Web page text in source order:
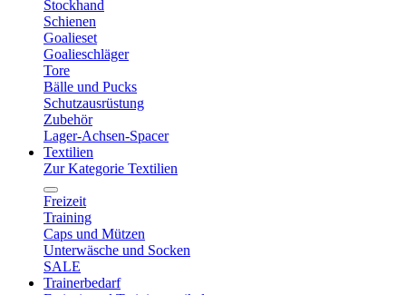
Stockhand
Schienen
Goalieset
Goalieschläger
Tore
Bälle und Pucks
Schutzausrüstung
Zubehör
Lager-Achsen-Spacer
Textilien
Zur Kategorie Textilien
Freizeit
Training
Caps und Mützen
Unterwäsche und Socken
SALE
Trainerbedarf